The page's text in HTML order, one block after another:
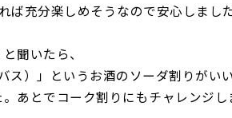
ば充分楽しめそうなので安心しまし
聞いたら、
バス）」というお酒のソーダ割りがい
あとでコーク割りにもチャレンジ